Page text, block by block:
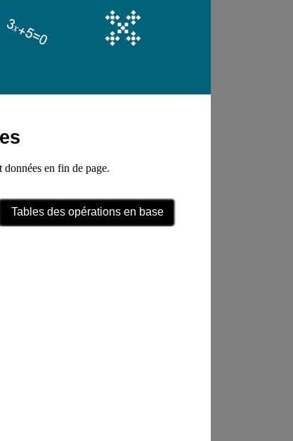
en fin de page.
Tables des opérations en base